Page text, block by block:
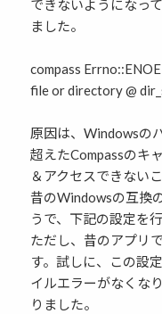
できないようになっ
ました。
compass
file or directory @
原因は、Windowsの
超えたCompassのキ
＆アクセスできない
昔のWindowsの互換
うで、下記の設定を
ただし、昔のアプリ
す。試しに、この設
イルエラーがなくな
りました。